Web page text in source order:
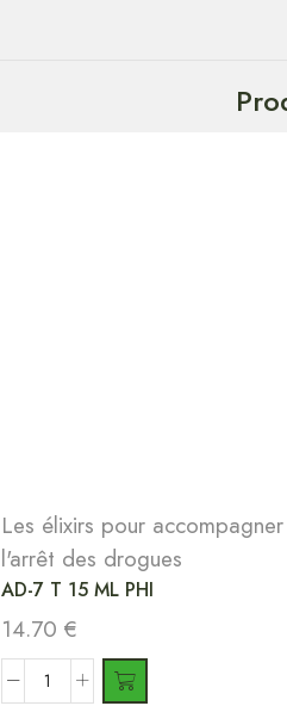
Les élixirs pour accompagner
l'arrêt des drogues
AD-7 T 15 ML PHI
14.70 €